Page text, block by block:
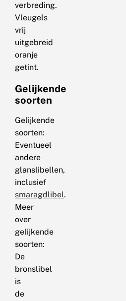
verbreding.
Vleugels
vrij
uitgebreid
oranje
getint.
Gelijkende
soorten
Gelijkende
soorten:
Eventueel
andere
glanslibellen,
inclusief
smaragdlibel.
Meer
over
gelijkende
soorten:
De
bronslibel
is
de